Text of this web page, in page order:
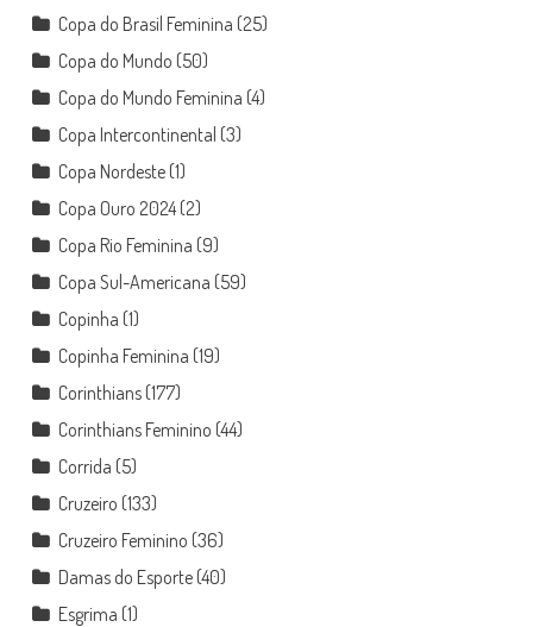
Copa do Brasil Feminina (25)
Copa do Mundo (50)
Copa do Mundo Feminina (4)
Copa Intercontinental (3)
Copa Nordeste(1)
Copa Ouro 2024(2)
Copa Rio Feminina (9)
Copa Sul-Americana (59)
Copinha (1)
Copinha Feminina (19)
Corinthians(177)
Corinthians Feminino (44)
Corrida (5)
Cruzeiro (133)
Cruzeiro Feminino (36)
Damas do Esporte(40)
Esgrima (1)